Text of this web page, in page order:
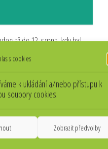
s cookies
k ukládání a/nebo přístupu k
soubory cookies.
Zobrazit předvolby
až do 12. srpna, kdy byl
přejmenován na 7. čs.
plukovní čestný přídomek,
však vedl k tomu, že
měl již 165 důstojníků a 2 895
šestého, čtvrtého a
jednotek a umožnily